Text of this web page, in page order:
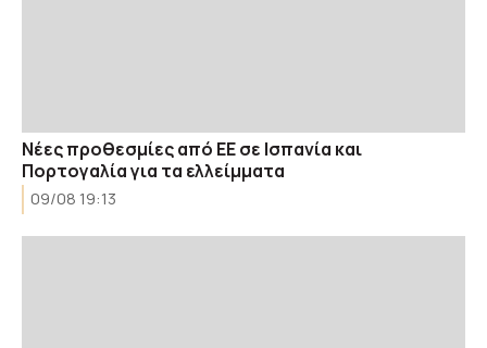
Νέες προθεσμίες από ΕΕ σε Ισπανία και
Πορτογαλία για τα ελλείμματα
09/08 19:13